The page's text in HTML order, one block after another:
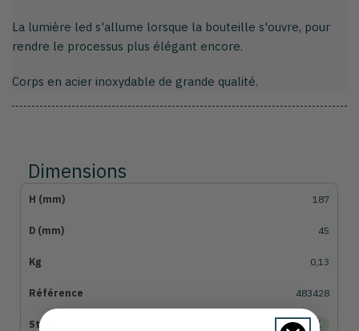
La lumière led s'allume lorsque la bouteille s'ouvre, pour
rendre le processus plus élégant encore.
Corps en acier inoxydable de grande qualité.
Dimensions
187
45
0,13
483428
EN STOCK